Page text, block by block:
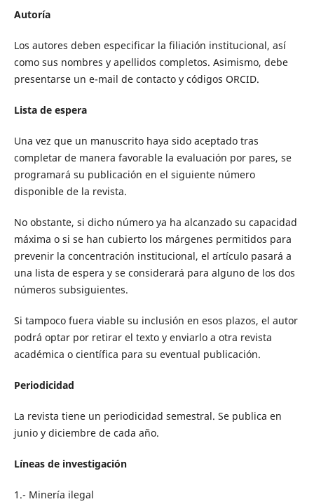
Autoría
Los autores deben especificar la filiación institucional, así
como sus nombres y apellidos completos. Asimismo, debe
presentarse un e-mail de contacto y códigos ORCID.
Lista de espera
Una vez que un manuscrito haya sido aceptado tras
completar de manera favorable la evaluación por pares, se
programará su publicación en el siguiente número
disponible de la revista.
No obstante, si dicho número ya ha alcanzado su capacidad
máxima o si se han cubierto los márgenes permitidos para
prevenir la concentración institucional, el artículo pasará a
una lista de espera y se considerará para alguno de los dos
números subsiguientes.
Si tampoco fuera viable su inclusión en esos plazos, el autor
podrá optar por retirar el texto y enviarlo a otra revista
académica o científica para su eventual publicación.
Periodicidad
La revista tiene un periodicidad semestral. Se publica en
junio y diciembre de cada año.
Líneas de investigación
1.- Minería ilegal